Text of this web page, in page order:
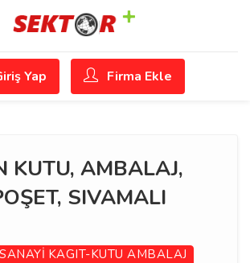
Yap Firma Ekle
KUTU, AMBALAJ,
SIVAMALI
KAGIT-KUTU AMBALAJ